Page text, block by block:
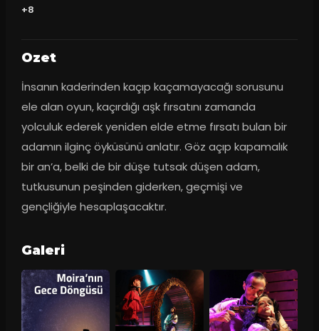
+8
Ozet
İnsanın kaderinden kaçıp kaçamayacağı sorusunu
ele alan oyun, kaçırdığı aşk fırsatını zamanda
yolculuk ederek yeniden elde etme fırsatı bulan bir
adamın ilginç öyküsünü anlatır. Göz açıp kapamalık
bir an’a, belki de bir düşe tutsak düşen adam,
tutkusunun peşinden giderken, geçmişi ve
gençliğiyle hesaplaşacaktır.
Galeri